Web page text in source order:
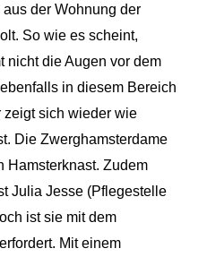
aus derWohnung der
So wie es scheint,
nicht die Augen vor dem
in diesem Bereich
zeigt sich wieder wie
Die Zwerghamsterdame
Hamsterknast. Zudem
Julia Jesse (Pflegestelle
ist sie mit dem
Mit einem